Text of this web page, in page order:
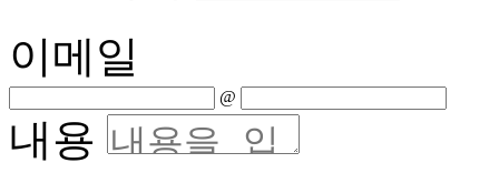
이메일
@
내용